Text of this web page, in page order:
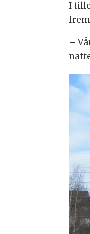
I
–